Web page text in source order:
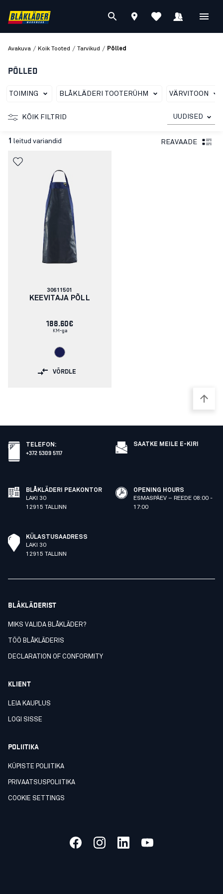
Avakuva / Koik Tooted / Tarvikud / Põlled
PÕLLED
TOIMING BLÅKLÄDERI TOOTERÜHM VÄRVITOON
KÕIK FILTRID UUDISED
1 leitud variandid REAVAADE
Artikli
number:
30611501
KEEVITAJA PÕLL
188.60€
KM-ga
VÕRDLE
TELEFON :
+372 5309 5117
SAATKE MEILE E-KIRI
BLÅKLÄDERI PEAKONTOR
LAKI 30
12915 TALLINN
OPENING HOURS
ESMASPÄEV – REEDE 08:00 -
17:00
KÜLASTUSAADRESS
LAKI 30
12915 TALLINN
BLÅKLÄDERIST
MIKS VALIDA BLÅKLÄDER?
TÖÖ BLÅKLÄDERIS
DECLARATION OF CONFORMITY
KLIENT
LEIA KAUPLUS
LOGI SISSE
POLIITIKA
KÜPISTE POLIITIKA
PRIVAATSUSPOLIITIKA
COOKIE SETTINGS